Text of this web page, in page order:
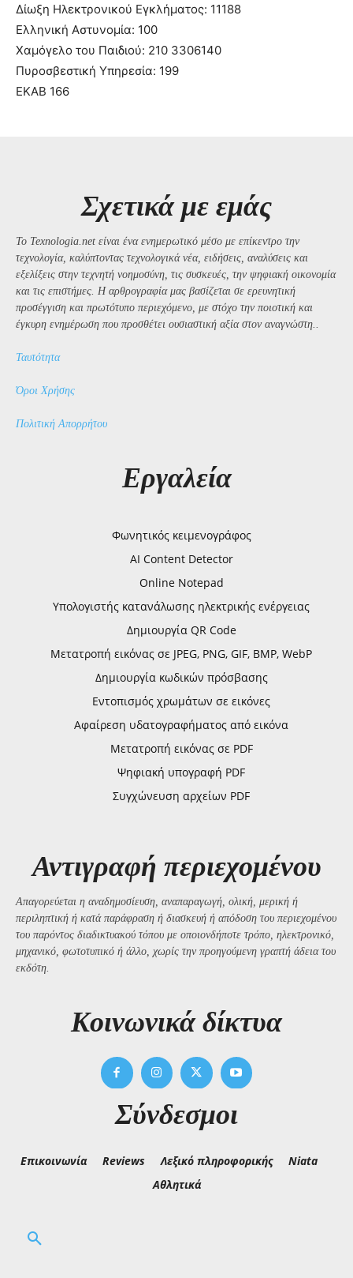
Δίωξη Ηλεκτρονικού Εγκλήματος: 11188
Ελληνική Αστυνομία: 100
Χαμόγελο του Παιδιού: 210 3306140
Πυροσβεστική Υπηρεσία: 199
ΕΚΑΒ 166
Σχετικά με εμάς
Το Texnologia.net είναι ένα ενημερωτικό μέσο με επίκεντρο την
τεχνολογία, καλύπτοντας τεχνολογικά νέα, ειδήσεις, αναλύσεις και
εξελίξεις στην τεχνητή νοημοσύνη, τις συσκευές, την ψηφιακή οικονομία
και τις επιστήμες. Η αρθρογραφία μας βασίζεται σε ερευνητική
προσέγγιση και πρωτότυπο περιεχόμενο, με στόχο την ποιοτική και
έγκυρη ενημέρωση που προσθέτει ουσιαστική αξία στον αναγνώστη..
Ταυτότητα
Όροι Χρήσης
Πολιτική Απορρήτου
Εργαλεία
Φωνητικός κειμενογράφος
AI Content Detector
Online Notepad
Υπολογιστής κατανάλωσης ηλεκτρικής ενέργειας
Δημιουργία QR Code
Μετατροπή εικόνας σε JPEG, PNG, GIF, BMP, WebP
Δημιουργία κωδικών πρόσβασης
Εντοπισμός χρωμάτων σε εικόνες
Αφαίρεση υδατογραφήματος από εικόνα
Μετατροπή εικόνας σε PDF
Ψηφιακή υπογραφή PDF
Συγχώνευση αρχείων PDF
Αντιγραφή περιεχομένου
Απαγορεύεται η αναδημοσίευση, αναπαραγωγή, ολική, μερική ή
περιληπτική ή κατά παράφραση ή διασκευή ή απόδοση του περιεχομένου
του παρόντος διαδικτυακού τόπου με οποιονδήποτε τρόπο, ηλεκτρονικό,
μηχανικό, φωτοτυπικό ή άλλο, χωρίς την προηγούμενη γραπτή άδεια του
εκδότη.
Kοινωνικά δίκτυα
Σύνδεσμοι
Επικοινωνία Reviews Λεξικό πληροφορικής
Niata
Αθλητικά